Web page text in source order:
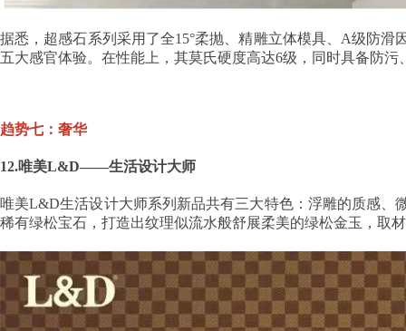
据悉，超感石系列采用了全15°柔抛、精雕立体模具、A级防
五大感官体验。在性能上，其莫氏硬度高达6级，同时具备防
趋势七：奢华
12.唯美L&D——生活设计大师
唯美L&D生活设计大师系列新品共有三大特色：浮雕的质感
稀有绿松宝石，打造出纹理似流水般舒展柔美的绿松金玉，取